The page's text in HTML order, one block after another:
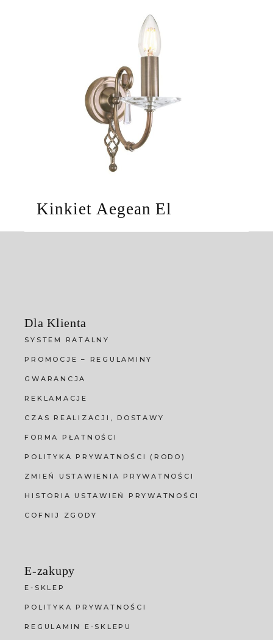
Kinkiet Aegean El
Dla Klienta
SYSTEM RATALNY
PROMOCJE – REGULAMINY
GWARANCJA
REKLAMACJE
CZAS REALIZACJI, DOSTAWY
FORMA PŁATNOŚCI
POLITYKA PRYWATNOŚCI (RODO)
ZMIEŃ USTAWIENIA PRYWATNOŚCI
HISTORIA USTAWIEŃ PRYWATNOŚCI
COFNIJ ZGODY
E-zakupy
E-SKLEP
POLITYKA PRYWATNOŚCI
REGULAMIN E-SKLEPU